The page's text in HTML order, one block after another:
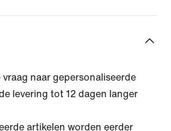
naar gepersonaliseerde
levering tot 12 dagen langer
artikelen worden eerder